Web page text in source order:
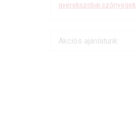
gyerekszobai szőnyegek
Akciós ajánlatunk: